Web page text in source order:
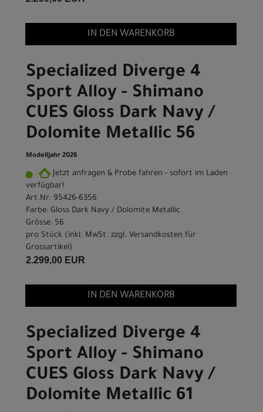
IN DEN WARENKORB
Specialized Diverge 4
Sport Alloy - Shimano
CUES Gloss Dark Navy /
Dolomite Metallic 56
Modelljahr 2026
Jetzt anfragen & Probe fahren - sofort im Laden
verfügbar!
Art.Nr. 95426-6356
Farbe: Gloss Dark Navy / Dolomite Metallic
Grösse: 56
pro Stück (inkl. MwSt. zzgl. Versandkosten für
Grossartikel)
2.299,00 EUR
IN DEN WARENKORB
Specialized Diverge 4
Sport Alloy - Shimano
CUES Gloss Dark Navy /
Dolomite Metallic 61